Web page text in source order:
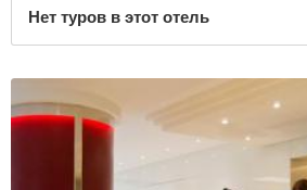
Нет туров в этот отель